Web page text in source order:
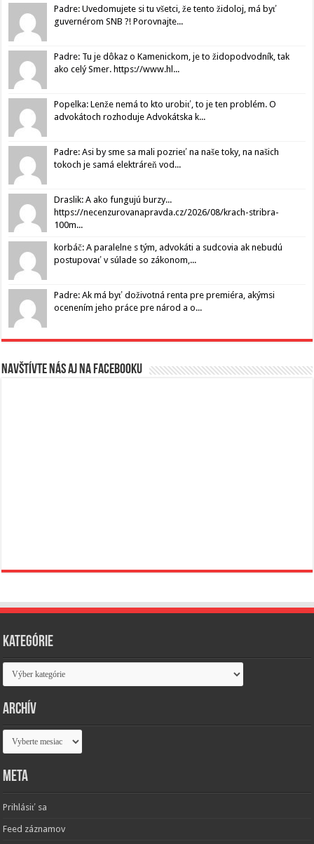
Padre: Uvedomujete si tu všetci, že tento židoloj, má byť
guvernérom SNB ?! Porovnajte...
Padre: Tu je dôkaz o Kamenickom, je to židopodvodník, tak
ako celý Smer. https://www.hl...
Popelka: Lenže nemá to kto urobiť, to je ten problém. O
advokátoch rozhoduje Advokátska k...
Padre: Asi by sme sa mali pozrieť na naše toky, na našich
tokoch je samá elektráreň vod...
Draslik: A ako fungujú burzy...
https://necenzurovanapravda.cz/2026/08/krach-stribra-
100m...
korbáč: A paralelne s tým, advokáti a sudcovia ak nebudú
postupovať v súlade so zákonom,...
Padre: Ak má byť doživotná renta pre premiéra, akýmsi
ocenením jeho práce pre národ a o...
Navštívte nás aj na Facebooku
Kategórie
Kategórie
Archív
Archív
Meta
Prihlásiť sa
Feed záznamov